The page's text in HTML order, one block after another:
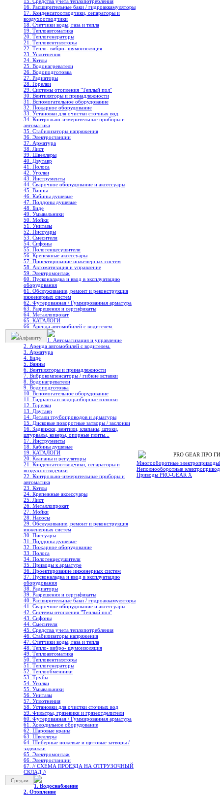
16. Расширительные баки / гидроаккамуляторы
17. Конденсатоотводчики, сепараторы и
воздухоотводчики
18. Счетчики воды, газа и тепла
19. Теплоавтоматика
20. Теплогенераторы
21. Тепловентиляторы
22. Тепло- вибро- шумоизоляция
23. Уплотнения
24. Котлы
25. Водонагреватели
26. Водоподготовка
27. Радиаторы
28. Горелки
29. Системы отопления "Теплый пол"
30. Вентиляторы и принадлежности
31. Вспомогательное оборудование
32. Пожарное оборудование
33. Установки для очистки сточных вод
34. Контрольно-измерительные приборы и
автоматика
35. Стабилизаторы напряжения
36. Электростанции
37. Арматура
38. Лист
39. Швеллеры
40. Двутавр
41. Полоса
42. Уголки
43. Инструменты
44. Сварочное оборудование и аксессуары
45. Ванны
46. Кабины душевые
47. Поддоны душевые
48. Биде
49. Умывальники
50. Мойки
51. Унитазы
52. Писсуары
53. Смесители
54. Сифоны
55. Полотенцесушители
56. Крепежные аксессуары
57. Проектирование инженерных систем
58. Автоматизация и управление
59. Электромонтаж
60. Пусконаладка и ввод в эксплуатацию
оборудования
61. Обслуживание, ремонт и реконструкция
инженерных систем
62. Футерованная / Гуммированная арматура
63. Разрешения и сертификаты
64. Металлопрокат
65. КАТАЛОГИ
66. Аренда автомобилей с водителем.
Алфавиту
1. Автоматизация и управление
2. Аренда автомобилей с водителем.
3. Арматура
4. Биде
5. Ванны
6. Вентиляторы и принадлежности
7. Виброкомпенсаторы / гибкие вставки
8. Водонагреватели
9. Водоподготовка
10. Вспомогательное оборудование
11. Гидранты и водоразборные колонки
12. Горелки
13. Двутавр
14. Детали трубопроводов и арматуры
15. Дисковые поворотные затворы / заслонки
16. Задвижки, вентили, клапаны, штоки,
штурвалы, коверы, опорные плиты...
17. Инструменты
18. Кабины душевые
19. КАТАЛОГИ
20. Клапаны и регуляторы
21. Конденсатоотводчики, сепараторы и
воздухоотводчики
22. Контрольно-измерительные приборы и
автоматика
23. Котлы
24. Крепежные аксессуары
25. Лист
26. Металлопрокат
27. Мойки
28. Насосы
29. Обслуживание, ремонт и реконструкция
инженерных систем
30. Писсуары
31. Поддоны душевые
32. Пожарное оборудование
33. Полоса
34. Полотенцесушители
35. Приводы к арматуре
36. Проектирование инженерных систем
37. Пусконаладка и ввод в эксплуатацию
оборудования
38. Радиаторы
39. Разрешения и сертификаты
40. Расширительные баки / гидроаккамуляторы
41. Сварочное оборудование и аксессуары
42. Системы отопления "Теплый пол"
43. Сифоны
44. Смесители
45. Средства учета теплопотребления
46. Стабилизаторы напряжения
47. Счетчики воды, газа и тепла
48. Тепло- вибро- шумоизоляция
49. Теплоавтоматика
50. Тепловентиляторы
51. Теплогенераторы
52. Теплообменники
53. Трубы
54. Уголки
55. Умывальники
56. Унитазы
57. Уплотнения
58. Установки для очистки сточных вод
59. Фильтры, грязевики и грязеотделители
60. Футерованная / Гуммированная арматура
61. Холодильное oборудование
62. Шаровые краны
63. Швеллеры
64. Шиберные ножевые и щитовые затворы /
задвижки
65. Электромонтаж
66. Электростанции
67. // СХЕМА ПРОЕЗДА НА ОТГРУЗОЧНЫЙ
СКЛАД //
Средам
1. Водоснабжение
2. Отопление
PRO GEAR ПРО
Многооборотные электроприводы
Неполнооборотные
Приводы PRO-GEAR X